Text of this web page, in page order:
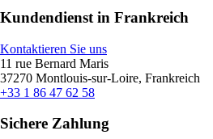
Kundendienst in Frankreich
Kontaktieren Sie uns
11 rue Bernard Maris
37270 Montlouis-sur-Loire, Frankreich
+33 1 86 47 62 58
Sichere Zahlung